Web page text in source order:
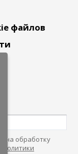
файлов
на обработку
"Политики